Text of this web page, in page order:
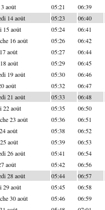
août 05:21 06:39
14 août 05:23 06:40
15 août 05:24 06:41
16 août 05:26 06:42
août 05:27 06:44
août 05:29 06:45
19 août 05:30 06:46
août 05:32 06:47
21 août 05:33 06:48
22 août 05:35 06:50
23 août 05:36 06:51
août 05:38 06:52
août 05:39 06:53
26 août 05:41 06:54
août 05:42 06:56
28 août 05:44 06:57
29 août 05:45 06:58
30 août 05:46 06:59